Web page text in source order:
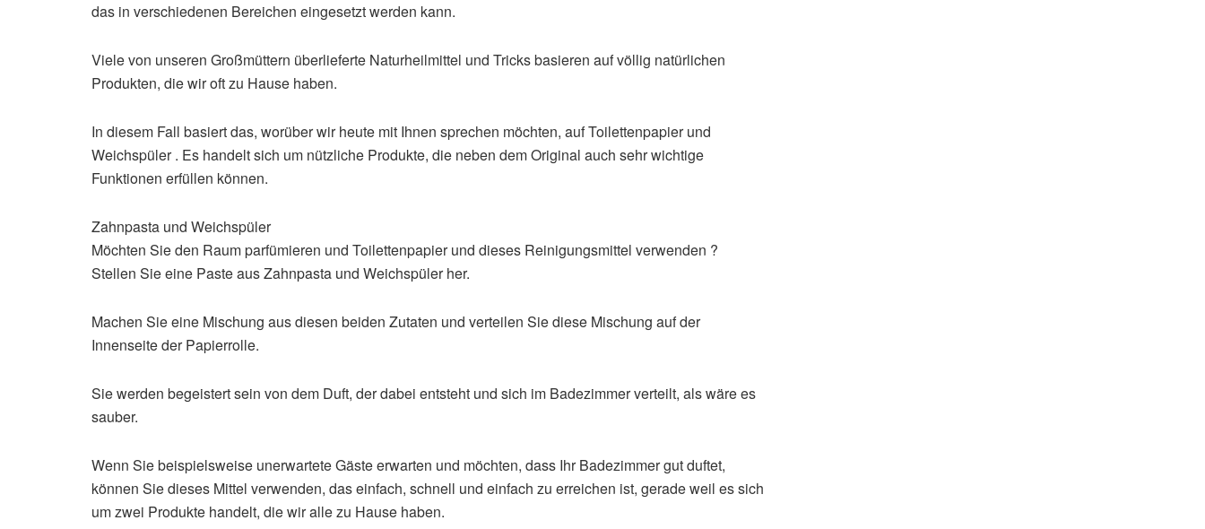
das in verschiedenen Bereichen eingesetzt werden kann.
Viele von unseren Großmüttern überlieferte Naturheilmittel und Tricks basieren auf völlig natürlichen
Produkten, die wir oft zu Hause haben.
In diesem Fall basiert das, worüber wir heute mit Ihnen sprechen möchten, auf Toilettenpapier und
Weichspüler . Es handelt sich um nützliche Produkte, die neben dem Original auch sehr wichtige
Funktionen erfüllen können.
Zahnpasta und Weichspüler
Möchten Sie den Raum parfümieren und Toilettenpapier und dieses Reinigungsmittel verwenden ?
Stellen Sie eine Paste aus Zahnpasta und Weichspüler her.
Machen Sie eine Mischung aus diesen beiden Zutaten und verteilen Sie diese Mischung auf der
Innenseite der Papierrolle.
Sie werden begeistert sein von dem Duft, der dabei entsteht und sich im Badezimmer verteilt, als wäre es
sauber.
Wenn Sie beispielsweise unerwartete Gäste erwarten und möchten, dass Ihr Badezimmer gut duftet,
können Sie dieses Mittel verwenden, das einfach, schnell und einfach zu erreichen ist, gerade weil es sich
um zwei Produkte handelt, die wir alle zu Hause haben.